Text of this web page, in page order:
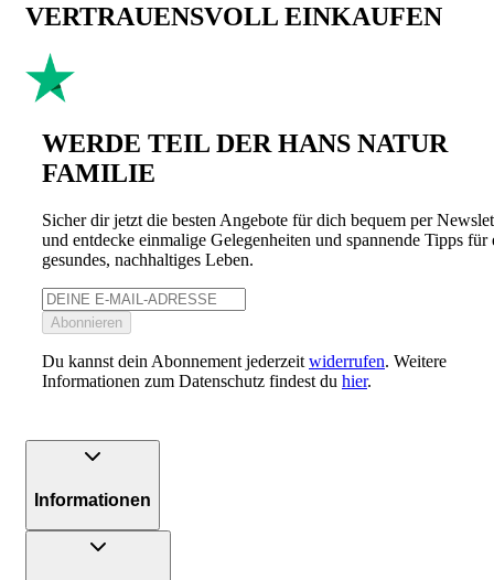
VERTRAUENSVOLL EINKAUFEN
WERDE TEIL DER HANS NATUR
FAMILIE
Sicher dir jetzt die besten Angebote für dich bequem per
und entdecke einmalige Gelegenheiten und spannende Tipps für
gesundes, nachhaltiges Leben.
Abonnieren
Du kannst dein Abonnement jederzeit widerrufen. Weitere
Informationen zum Datenschutz findest du hier.
Informationen